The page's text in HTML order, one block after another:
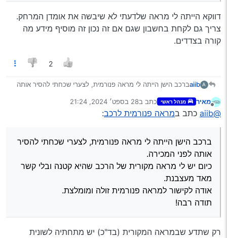
דווקא הייתה לי מראה שלדעתי לא שיבשה את אומדן המרחק.
צריך גם לקחת בחשבון שגם אם זה נכון זה מוסיף מידע מה
קורה בצדדים.
2
A
aiibברכב הישן הייתה לי מראה פנורמית, לצערי שכחתי להסיר אותה
כיום יש לי מראה מקורית של הרכב שהיא קטנה ובלי קשר מאד
מעצבנת.
מנותק
מאיר מנהל ראשי כתב ב28 בספט׳ 2024, 21:24
נערך לאחרונה על ידי
@aiib כתב במראה פנורמית לרכב:
ברכב הישן הייתה לי מראה פנורמית, לצערי שכחתי להסיר
אותה לפני המכירה.
כיום יש לי מראה מקורית של הרכב שהיא קטנה ובלי קשר
מאד מעצבנת.
אודה לקישור למראה פנורמית זולה ומומלצת.
תודה רבה!
רק שתדע שבמראה המקורית (בד"כ) יש מתחתיה לשונית